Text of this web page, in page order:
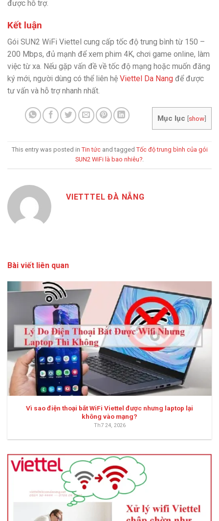
được hỗ trợ.
Kết luận
Gói SUN2 WiFi Viettel cung cấp tốc độ trung bình từ 150 –
200 Mbps, đủ mạnh để xem phim 4K, chơi game online, làm
việc từ xa. Nếu gặp vấn đề về tốc độ mạng hoặc muốn đăng
ký mới, người dùng có thể liên hệ Viettel Da Nang để được
tư vấn và hỗ trợ nhanh nhất.
Mục lục [show]
This entry was posted in Tin tứcand tagged Tốc độ trung bình của gói
SUN2 WiFi là bao nhiêu?.
VIETTTEL ĐÀ NẴNG
Bài viết liên quan
Vì sao điện thoại bắt WiFi Viettel được nhưng laptop lại
không vào mạng?
Th7 24, 2026